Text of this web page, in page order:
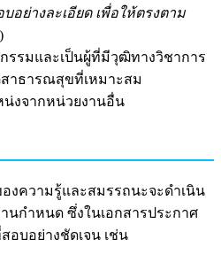
อย่างละเอียด เพื่อให้ตรงตาม
)
รรมและเป็นผู้ที่มีวุฒิทางวิชาการ
าธารณสุขที่เหมาะสม
งจากหน่วยงานอื่น
งความรู้และสมรรถนะจะดำเนิน
กำหนด ซึ่งในเอกสารประกาศ
อบอย่างชัดเจน เช่น